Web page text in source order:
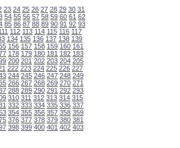
23 24 25 26 27 28 29 30 31
54 55 56 57 58 59 60 61 62
85 86 87 88 89 90 91 92 93
112 113 114 115 116 117
134 135 136 137 138 139
156 157 158 159 160 161
178 179 180 181 182 183
200 201 202 203 204 205
222 223 224 225 226 227
244 245 246 247 248 249
266 267 268 269 270 271
288 289 290 291 292 293
310 311 312 313 314 315
332 333 334 335 336 337
354 355 356 357 358 359
376 377 378 379 380 381
398 399 400 401 402 403